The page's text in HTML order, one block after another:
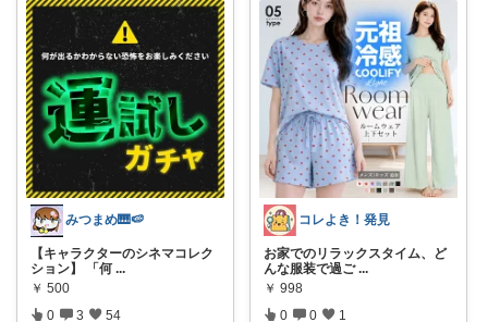
みつまめ🎹🍉
【キャラクターのシネマコレク
ション】 「何 ...
￥ 500
0 3 54
コレよき！発見
お家でのリラックスタイム、ど
んな服装で過ご ...
￥ 998
0 0 1